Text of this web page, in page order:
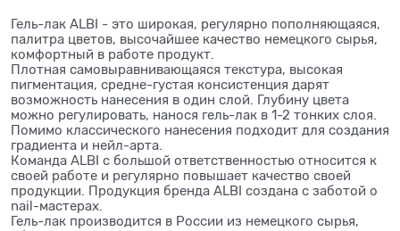
Гель-лак ALBI - это широкая, регулярно пополняющаяся,
палитра цветов, высочайшее качество немецкого сырья,
комфортный в работе продукт.
Плотная самовыравнивающаяся текстура, высокая
пигментация, средне-густая консистенция дарят
возможность нанесения в один слой. Глубину цвета
можно регулировать, нанося гель-лак в 1-2 тонких слоя.
Помимо классического нанесения подходит для создания
градиента и нейл-арта.
Команда ALBI с большой ответственностью относится к
своей работе и регулярно повышает качество своей
продукции. Продукция бренда ALBI создана с заботой о
nail-мастерах.
Гель-лак производится в России из немецкого сырья,